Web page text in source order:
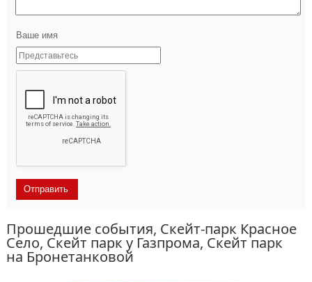
Ваше имя
Прошедшие события, Скейт-парк Красное
Село, Скейт парк у Газпрома, Скейт парк
на Бронетанковой